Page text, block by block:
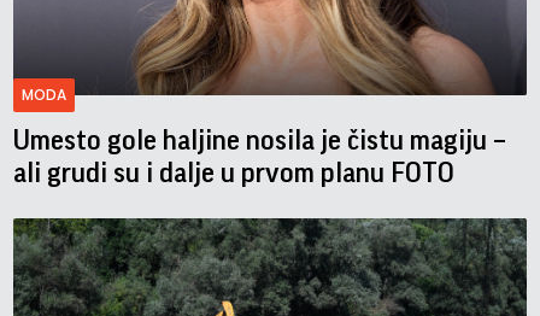
MODA
Umesto gole haljine nosila je čistu magiju –
ali grudi su i dalje u prvom planu FOTO